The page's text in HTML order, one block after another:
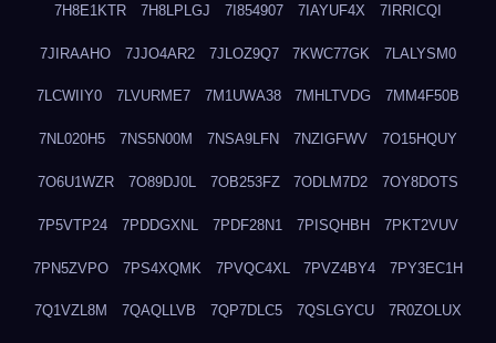
7H8E1KTR 7H8LPLGJ 7I854907 7IAYUF4X 7IRRICQI
7JIRAAHO 7JJO4AR2 7JLOZ9Q7 7KWC77GK 7LALYSM0
7LCWIIY0 7LVURME7 7M1UWA38 7MHLTVDG 7MM4F50B
7NL020H5 7NS5N00M 7NSA9LFN 7NZIGFWV 7O15HQUY
7O6U1WZR 7O89DJ0L 7OB253FZ 7ODLM7D2 7OY8DOTS
7P5VTP24 7PDDGXNL 7PDF28N1 7PISQHBH 7PKT2VUV
7PN5ZVPO 7PS4XQMK 7PVQC4XL 7PVZ4BY4 7PY3EC1H
7Q1VZL8M 7QAQLLVB 7QP7DLC5 7QSLGYCU 7R0ZOLUX